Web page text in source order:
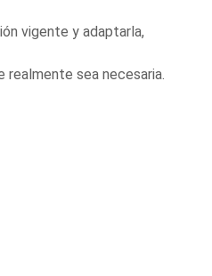
vigente y adaptarla,
realmente sea necesaria.